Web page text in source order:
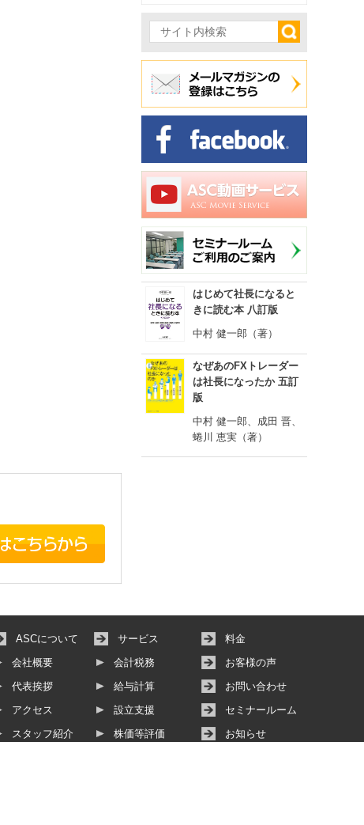
はじめて社長になると
きに読む本 八訂版
中村 健一郎（著）
なぜあのFXトレーダー
は社長になったか 五訂
版
中村 健一郎、成田 晋、
蜷川 恵実（著）
ASCについて
会社概要
代表挨拶
アクセス
スタッフ紹介
サービス
会計税務
給与計算
設立支援
株価等評価
料金
お客様の声
お問い合わせ
セミナールーム
お知らせ